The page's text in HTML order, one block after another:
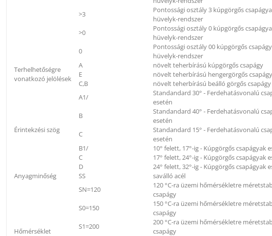
>3
Pontossági osztály 3 kúpgörgős
hüvelyk-rendszer
>0
Pontossági osztály 0 kúpgörgős
hüvelyk-rendszer
0
Pontossági osztály 00 kúpgörgős
hüvelyk-rendszer
Terhelhetőségre
vonatkozó jelölések
A
növelt teherbírású kúpgörgős csapágy
E
növelt teherbírású hengergörgős csapágy
C,B
növelt teherbírású beálló görgős csapágy
Érintekzési szög
A1/
Standandard 30° - Ferdehatásvonalú
esetén
B
Standandard 40° - Ferdehatásvonalú
esetén
C
Standandard 15° - Ferdehatásvonalú
esetén
B1/
10° felett, 17°-ig - Kúpgörgős csapágyak
C
17° felett, 24°-ig - Kúpgörgős csapágyak
D
24° felett, 32°-ig - Kúpgörgős csapágyak
Anyagminőség
SS saválló acél
Hőmérséklet
SN=120
120 °C-ra üzemi hőmérsékletre
csapágy
S0=150
150 °C-ra üzemi hőmérsékletre
csapágy
S1=200
200 °C-ra üzemi hőmérsékletre
csapágy